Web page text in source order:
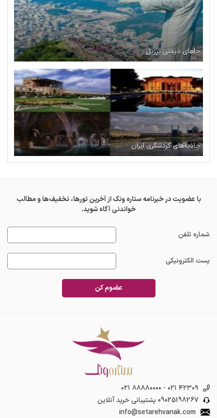
جاهای دیدنی برزیل
جاذبه‌های گردشگری ایران
با عضویت در خبرنامه ستاره ونک از آخرین تورها، تخفیف‌ها و مطالب
خواندنی آگاه شوید.
شماره تلفن
پست الکترونیکی
عضوم کن
۰۲۱ ۸۸۸۸۰۰۰۰ - ۰۲۱ ۴۲۳۰۹
09025198267 پشتیبانی خرید آنلاین
info@setarehvanak.com